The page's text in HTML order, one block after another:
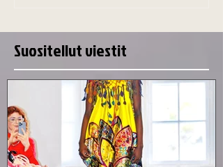
Suositellut viestit